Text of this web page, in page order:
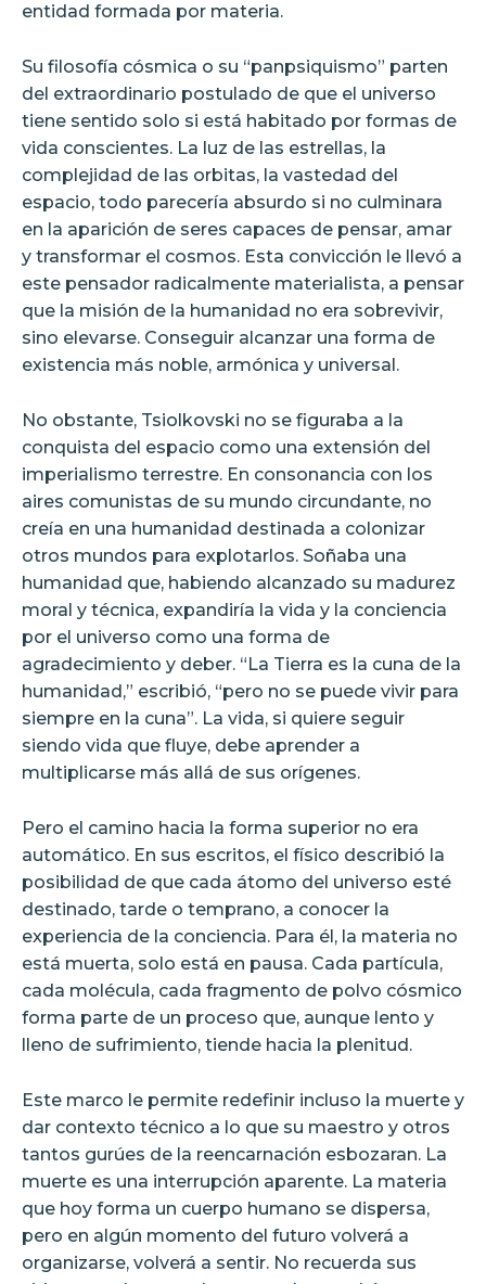
entidad formada por materia.
Su filosofía cósmica o su “panpsiquismo” parten
del extraordinario postulado de que el universo
tiene sentido solo si está habitado por formas de
vida conscientes. La luz de las estrellas, la
complejidad de las orbitas, la vastedad del
espacio, todo parecería absurdo si no culminara
en la aparición de seres capaces de pensar, amar
y transformar el cosmos. Esta convicción le llevó a
este pensador radicalmente materialista, a pensar
que la misión de la humanidad no era sobrevivir,
sino elevarse. Conseguir alcanzar una forma de
existencia más noble, armónica y universal.
No obstante, Tsiolkovski no se figuraba a la
conquista del espacio como una extensión del
imperialismo terrestre. En consonancia con los
aires comunistas de su mundo circundante, no
creía en una humanidad destinada a colonizar
otros mundos para explotarlos. Soñaba una
humanidad que, habiendo alcanzado su madurez
moral y técnica, expandiría la vida y la conciencia
por el universo como una forma de
agradecimiento y deber. “La Tierra es la cuna de la
humanidad,” escribió, “pero no se puede vivir para
siempre en la cuna”. La vida, si quiere seguir
siendo vida que fluye, debe aprender a
multiplicarse más allá de sus orígenes.
Pero el camino hacia la forma superior no era
automático. En sus escritos, el físico describió la
posibilidad de que cada átomo del universo esté
destinado, tarde o temprano, a conocer la
experiencia de la conciencia. Para él, la materia no
está muerta, solo está en pausa. Cada partícula,
cada molécula, cada fragmento de polvo cósmico
forma parte de un proceso que, aunque lento y
lleno de sufrimiento, tiende hacia la plenitud.
Este marco le permite redefinir incluso la muerte y
dar contexto técnico a lo que su maestro y otros
tantos gurúes de la reencarnación esbozaran. La
muerte es una interrupción aparente. La materia
que hoy forma un cuerpo humano se dispersa,
pero en algún momento del futuro volverá a
organizarse, volverá a sentir. No recuerda sus